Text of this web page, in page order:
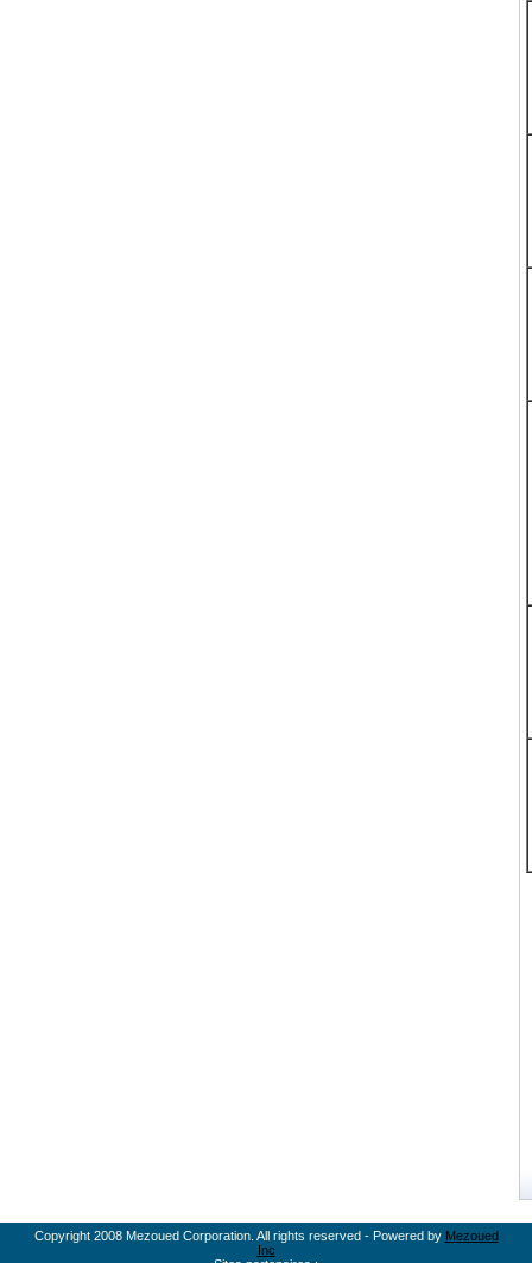
Copyright 2008 Mezoued Corporation. All rights reserved - Powered by Mezoued
Inc